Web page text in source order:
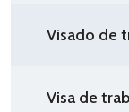
Visado de
Visa de